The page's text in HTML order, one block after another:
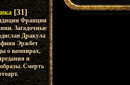
[31]
Франции
Загадочные
Дракула
Эржбет
о вампирах,
и
Смерть